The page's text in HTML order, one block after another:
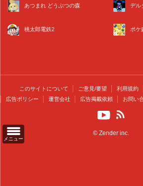
メニュー
あつまれ どうぶつの森 デル
桃太郎電鉄2 ポケ
このサイトについて ご意見/要望 利用規約
広告ポリシー
運営会社 広告掲載依頼 お問い
© Zender inc.